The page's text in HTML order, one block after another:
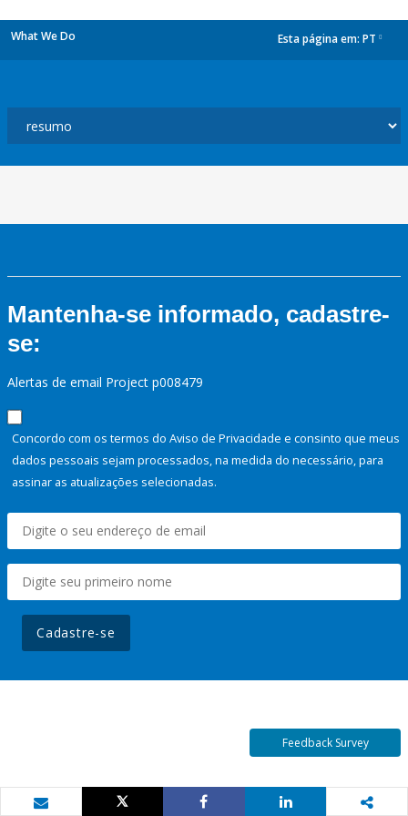
What We Do Esta página em: PT
Mantenha-se informado, cadastre-
se:
Alertas de email Project p008479
Concordo com os termos do Aviso de Privacidade e consinto que meus
dados pessoais sejam processados, na medida do necessário, para
assinar as atualizações selecionadas.
Cadastre-se
Feedback Survey